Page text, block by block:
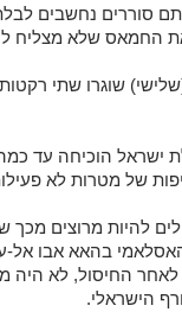
סוררים נחשבים
החמאס שלא מצליח
שוגרו שתי
ישראל הוכיחה עד
של מטרות לא
להיות מרוצים
בהאא אבו
לאחר החיסול, לא
הישראלי.